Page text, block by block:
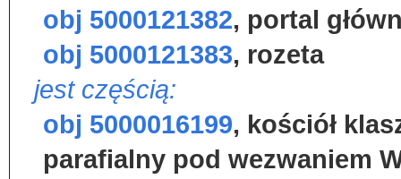
obj 5000121382, portal
obj 5000121383, rozeta
jest częścią:
obj 5000016199, kościół
parafialny pod wezwaniem